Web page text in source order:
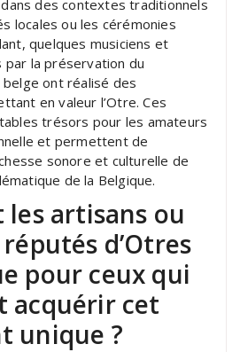
dans des contextes traditionnels
locales ou les cérémonies
quelques musiciens et
par la préservation du
ont réalisé des
en valeur l’Otre. Ces
trésors pour les amateurs
et permettent de
sonore et culturelle de
de la Belgique.
les artisans ou
d’Otres
pour ceux qui
acquérir cet
unique ?